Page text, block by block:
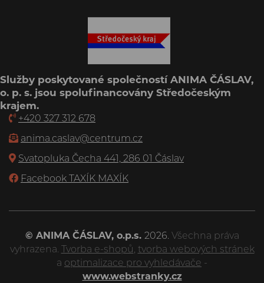
Služby poskytované společností ANIMA ČÁSLAV,
o. p. s. jsou spolufinancovány Středočeským
krajem.
+420 327 312 678
anima.caslav@centrum.cz
Svatopluka Čecha 441, 286 01 Čáslav
Facebook TAXÍK MAXÍK
© ANIMA ČÁSLAV, o.p.s. 2026. Všechna práva
vyhrazena. Tvorba e-shopů, tvorba webových stránek
a optimalizace pro vyhledávače -
www.webstranky.cz